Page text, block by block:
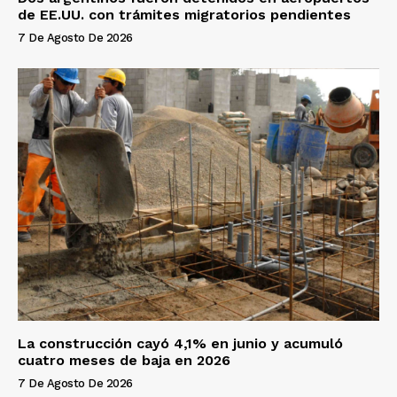
de EE.UU. con trámites migratorios pendientes
7 De Agosto De 2026
La construcción cayó 4,1% en junio y acumuló
cuatro meses de baja en 2026
7 De Agosto De 2026